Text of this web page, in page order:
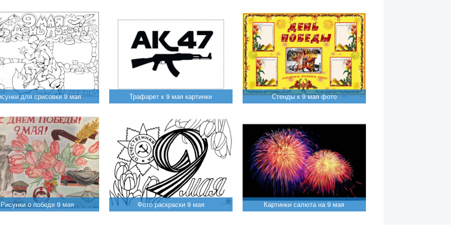
для срисовки 9 мая Трафарет к 9 мая картинки Стенды к 9 мая фото
Рисунки о победе 9 мая Фото раскраски 9 мая Картинки салюта на 9 мая